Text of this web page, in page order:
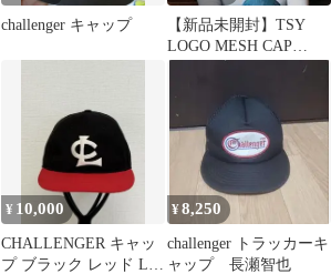
challenger キャップ
【新品未開封】TSY
LOGO MESH CAP
BROWN
¥ 10,000
CHALLENGER キャッ
プ ブラック レッド Lサ
¥8,250
challenger トラッカーキ
ャップ 長瀬智也